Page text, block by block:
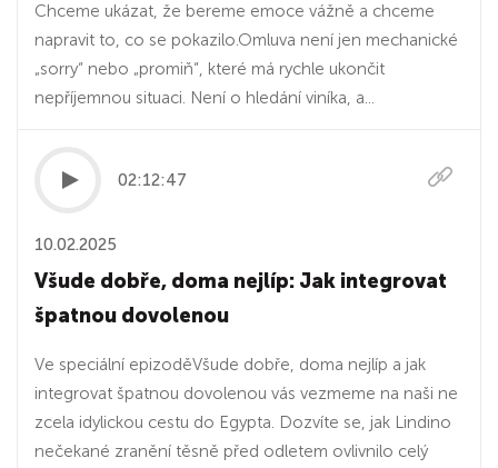
Chceme ukázat, že bereme emoce vážně a chceme
napravit to, co se pokazilo.Omluva není jen mechanické
„sorry“ nebo „promiň“, které má rychle ukončit
nepříjemnou situaci. Není o hledání viníka, a...
02:12:47
10.02.2025
Všude dobře, doma nejlíp: Jak integrovat
špatnou dovolenou
Ve speciální epizoděVšude dobře, doma nejlíp a jak
integrovat špatnou dovolenou vás vezmeme na naši ne
zcela idylickou cestu do Egypta. Dozvíte se, jak Lindino
nečekané zranění těsně před odletem ovlivnilo celý